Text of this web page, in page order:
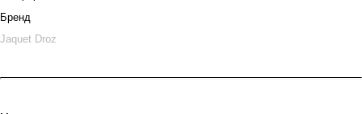
Бренд
Jaquet Droz